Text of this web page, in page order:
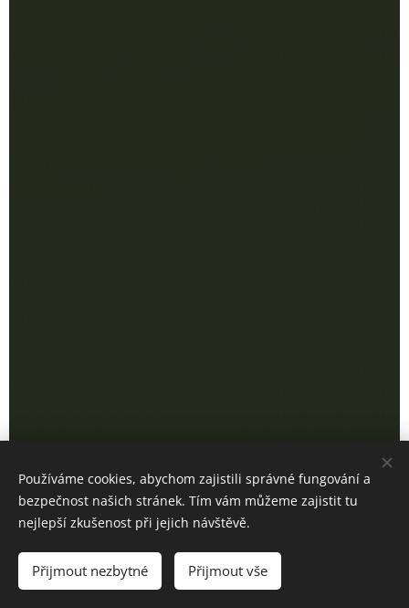
Používáme cookies, abychom zajistili správné fungování a
bezpečnost našich stránek. Tím vám můžeme zajistit tu
nejlepší zkušenost při jejich návštěvě.
Přijmout nezbytné Přijmout vše